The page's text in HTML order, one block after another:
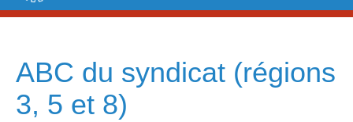
content
ABC du syndicat (régions
3, 5 et 8)